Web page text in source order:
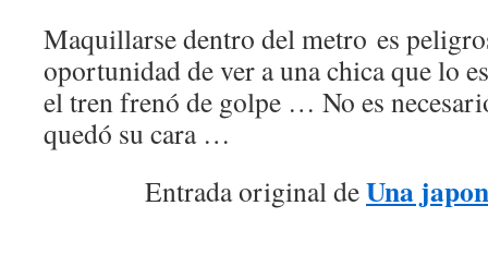
Maquillarse dentro del metro es
oportunidad de ver a una chica que lo
el tren frenó de golpe … No es
quedó su cara …
Entrada original deUna